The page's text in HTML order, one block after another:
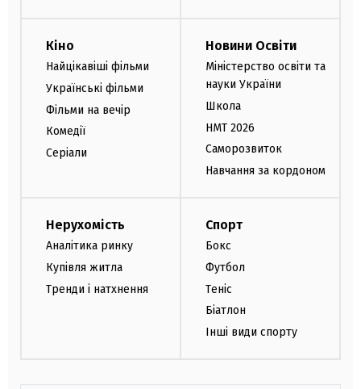
Кіно
Найцікавіші фільми
Українські фільми
Фільми на вечір
Комедії
Серіали
Новини Освіти
Міністерство освіти та
науки України
Школа
НМТ 2026
Саморозвиток
Навчання за кордоном
Нерухомість
Аналітика ринку
Купівля житла
Тренди і натхнення
Спорт
Бокс
Футбол
Теніс
Біатлон
Інші види спорту